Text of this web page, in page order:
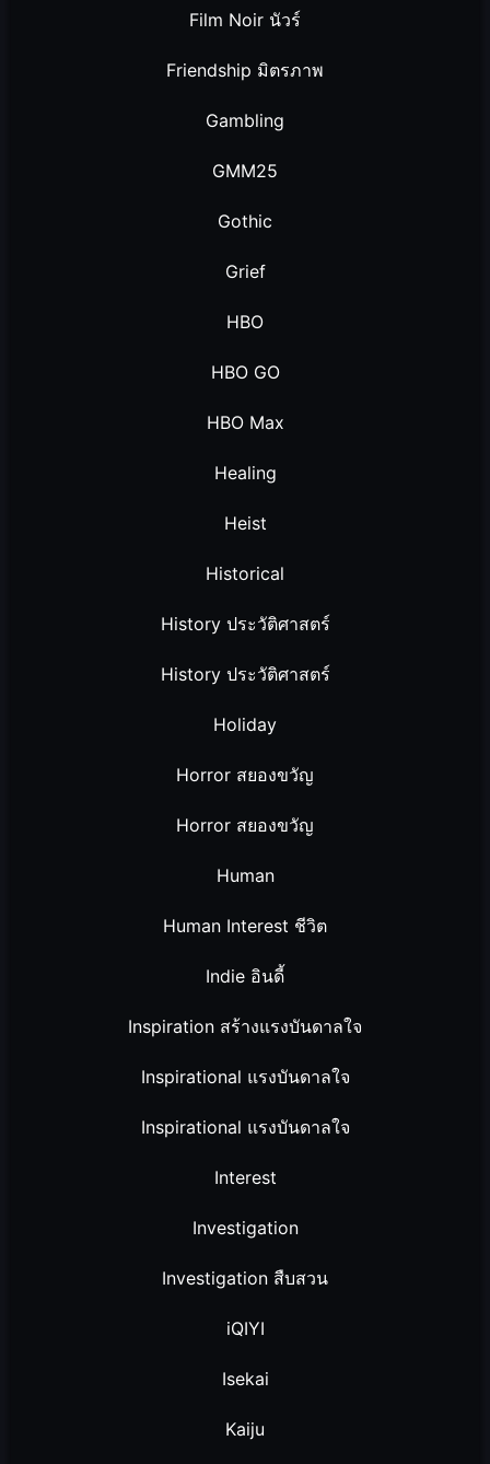
Film Noir นัวร์
Friendship มิตรภาพ
Gambling
GMM25
Gothic
Grief
HBO
HBO GO
HBO Max
Healing
Heist
Historical
History ประวัติศาสตร์
History ประวัติศาสตร์
Holiday
Horror สยองขวัญ
Horror สยองขวัญ
Human
Human Interest ชีวิต
Indie อินดี้
Inspiration สร้างแรงบันดาลใจ
Inspirational แรงบันดาลใจ
Inspirational แรงบันดาลใจ
Interest
Investigation
Investigation สืบสวน
iQIYI
Isekai
Kaiju